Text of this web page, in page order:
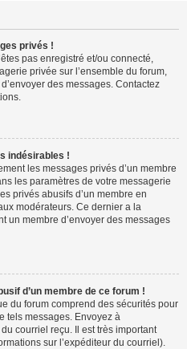
privés !
pas enregistré et/ou connecté,
privée sur l’ensemble du forum,
des messages. Contactez
indésirables !
les messages privés d’un membre
les paramètres de votre messagerie
privés abusifs d’un membre en
modérateurs. Ce dernier a la
un membre d’envoyer des messages
d’un membre de ce forum !
du forum comprend des sécurités pour
tels messages. Envoyez à
courriel reçu. Il est très important
sur l’expéditeur du courriel).